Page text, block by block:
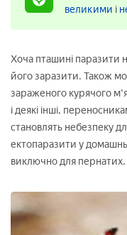
великими і
Хоча пташині паразити
його заразити. Також
зараженого курячого
і деякі інші,
становлять небезпеку
ектопаразити у
виключно для пернатих.